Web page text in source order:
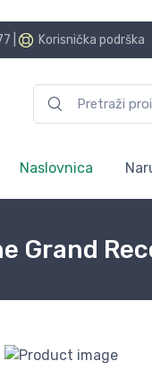
Korisnička podrška
Naslovnica
Grand